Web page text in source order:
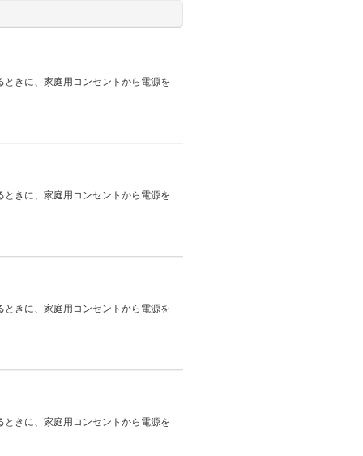
きに、家庭用コンセントから電源を
きに、家庭用コンセントから電源を
きに、家庭用コンセントから電源を
きに、家庭用コンセントから電源を